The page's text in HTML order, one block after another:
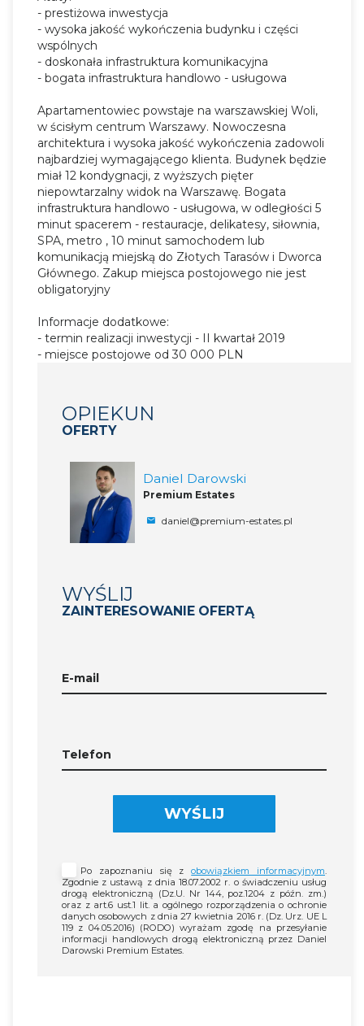
- prestiżowa inwestycja
- wysoka jakość wykończenia budynku i części
wspólnych
- doskonała infrastruktura komunikacyjna
- bogata infrastruktura handlowo - usługowa
Apartamentowiec powstaje na warszawskiej Woli,
w ścisłym centrum Warszawy. Nowoczesna
architektura i wysoka jakość wykończenia zadowoli
najbardziej wymagającego klienta. Budynek będzie
miał 12 kondygnacji, z wyższych pięter
niepowtarzalny widok na Warszawę. Bogata
infrastruktura handlowo - usługowa, w odległości 5
minut spacerem - restauracje, delikatesy, siłownia,
SPA, metro , 10 minut samochodem lub
komunikacją miejską do Złotych Tarasów i Dworca
Głównego. Zakup miejsca postojowego nie jest
obligatoryjny
Informacje dodatkowe:
- termin realizacji inwestycji - II kwartał 2019
- miejsce postojowe od 30 000 PLN
OPIEKUN
OFERTY
Daniel Darowski
Premium Estates
daniel@premium-estates.pl
WYŚLIJ
ZAINTERESOWANIE OFERTĄ
E-mail
Telefon
WYŚLIJ
Po zapoznaniu się zobowiązkiem informacyjnym
Zgodnie z ustawą z dnia 18.07.2002 r. o świadczeniu usług
drogą elektroniczną (Dz.U. Nr 144, poz.1204 z późn. zm.)
oraz z art.6 ust.1 lit. a ogólnego rozporządzenia o ochronie
danych osobowych z dnia 27 kwietnia 2016 r. (Dz. Urz. UE L
119 z 04.05.2016) (RODO) wyrażam zgodę na przesyłanie
informacji handlowych drogą elektroniczną przez Daniel
Darowski Premium Estates.